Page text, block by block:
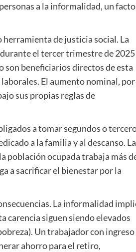
a la informalidad, un
de justicia social. La
el tercer trimestre de 2025
son beneficiarios directos de esta
El aumento nominal, por
sus propias reglas de
a tomar segundos o
a la familia y al descanso.
población ocupada trabaja más
a sacrificar el bienestar por la
La informalidad
carencia siguen siendo elevados
Un trabajador con ingreso
ahorro para el retiro,